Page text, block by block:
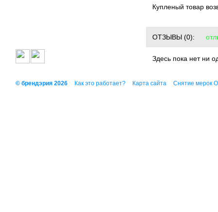
Купленый товар
ОТЗЫВЫ (0):
Здесь пока нет ни
© брендэрия 2026 Как это работает? Карта сайта Снятие мерок